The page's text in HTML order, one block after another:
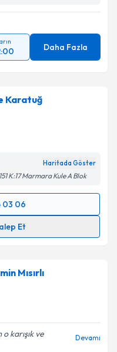
Daha Fazla
Karatuğ
Haritada Göster
K:17 Marmara Kule A Blok
03 06
Et
e-posta ile
Mısırlı
karışık ve
Devamı